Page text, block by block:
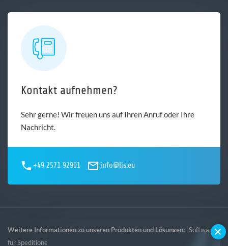
Kontakt aufnehmen?
Sehr gerne! Wir freuen uns auf Ihren Anruf oder Ihre
Nachricht.
+49 2571 92901 info@lis.eu
Weitere Informationen zu unseren Produkten und Lösungen: Software
für Speditionen